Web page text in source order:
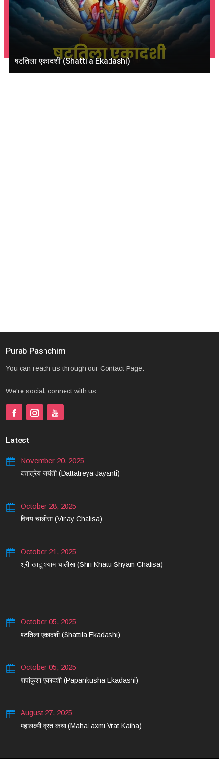
षटतिला एकादशी (Shattila Ekadashi)
Purab Pashchim
You can reach us through our Contact Page.
We're social, connect with us:
Latest
November 20, 2025
दत्तात्रेय जयंती (Dattatreya Jayanti)
October 28, 2025
विनय चालीसा (Vinay Chalisa)
October 21, 2025
श्री खाटू श्याम चालीसा (Shri Khatu Shyam Chalisa)
October 05, 2025
षटतिला एकादशी (Shattila Ekadashi)
October 05, 2025
पापांकुशा एकादशी (Papankusha Ekadashi)
August 27, 2025
महालक्ष्मी व्रत कथा (MahaLaxmi Vrat Katha)